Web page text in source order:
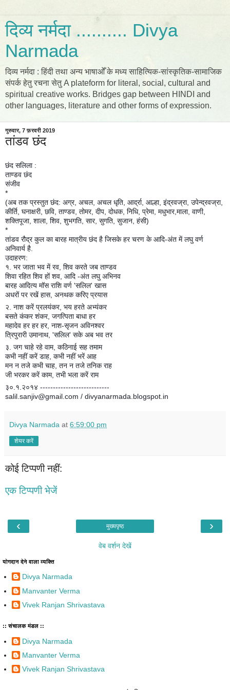
दिव्य नर्मदा .......... Divya
Narmada
दिव्य नर्मदा : हिंदी तथा अन्य भाषाओँ के मध्य साहित्यिक-सांस्कृतिक-सामाजिक
संपर्क हेतु रचना सेतु A plateform for literal, social, cultural and
spiritual creative works. Bridges gap between HINDI and
other languages, literature and other forms of expression.
गुरुवार, 7 फ़रवरी 2019
तांडव छंद
छंद सलिला :
ताण्डव छंद
संजीव
*
(अब तक प्रस्तुत छंद: अग्र, अचल, अचल धृति, आर्द्रा, आल्हा, इंद्रवज्रा, उपेन्द्रवज्रा,
कीर्ति, घनाक्षरी, छवि, ताण्डव, तोमर, दीप, दोधक, निधि, प्रेमा, मधुभार,माला, वाणी,
शक्तिपूजा, शाला, शिव, शुभगति, सार, सुगति, सुजान, हंसी)
*
तांडव रौद्र कुल का बारह मात्रीय छंद है जिसके हर चरण के आदि-अंत में लघु वर्ण
अनिवार्य है.
उदाहरण:
१. भर जाता भव में रव, शिव करते जब ताण्डव
शिवा रहित शिव हों शव, आदि -अंत लघु अभिनव
बारह आदित्य मॉस राशि वर्ण 'सलिल' खास
अधरों पर रखें हास, अनथक करिए प्रयास
२. नाश करें प्रलयंकर, भय हरते अभ्यंकर
बसते कंकर शंकर, जगत्पिता बाधा हर
महादेव हर हर हर, नाश-सृजन अविनश्वर
त्रिपुरारी उमानाथ, 'सलिल' सके अब भव तर
३. जग चाहे रहे वाम, कठिनाई सह तमाम
कभी नहीं करें डाह, कभी नहीं भरें आह
मन न तजे कभी चाह, तन न तजे तनिक राह
जी भरकर करें काम, तभी भला करें राम
३०.१.२०१४ ---------------------------
salil.sanjiv@gmail.com / divyanarmada.blogspot.in
Divya Narmada at 6:59:00 pm
शेयर करें
कोई टिप्पणी नहीं:
एक टिप्पणी भेजें
‹ ›
मुख्यपृष्ठ
वेब वर्शन देखें
योगदान देने वाला व्यक्ति
Divya Narmada
Manvanter Verma
Vivek Ranjan Shrivastava
:: संचालक मंडल ::
Divya Narmada
Manvanter Verma
Vivek Ranjan Shrivastava